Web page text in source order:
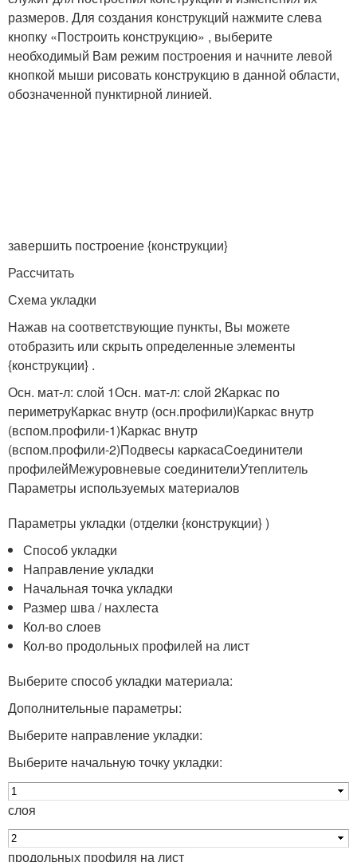
размеров. Для создания конструкций нажмите слева
кнопку «Построить конструкцию» , выберите
необходимый Вам режим построения и начните левой
кнопкой мыши рисовать конструкцию в данной области,
обозначенной пунктирной линией.
завершить построение {конструкции}
Рассчитать
Схема укладки
Нажав на соответствующие пункты, Вы можете
отобразить или скрыть определенные элементы
{конструкции} .
Осн. мат-л: слой 1Осн. мат-л: слой 2Каркас по
периметруКаркас внутр (осн.профили)Каркас внутр
(вспом.профили-1)Каркас внутр
(вспом.профили-2)Подвесы каркасаСоединители
профилейМежуровневые соединителиУтеплитель
Параметры используемых материалов
Параметры укладки (отделки {конструкции} )
Способ укладки
Направление укладки
Начальная точка укладки
Размер шва / нахлеста
Кол-во слоев
Кол-во продольных профилей на лист
Выберите способ укладки материала:
Дополнительные параметры:
Выберите направление укладки:
Выберите начальную точку укладки:
слоя
продольных профиля на лист